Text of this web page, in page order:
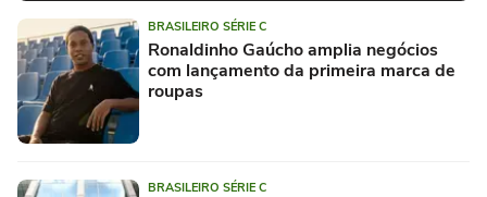
BRASILEIRO SÉRIE C
Ronaldinho Gaúcho amplia negócios
com lançamento da primeira marca de
roupas
BRASILEIRO SÉRIE C